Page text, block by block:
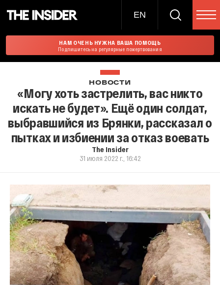
EN
НАМ ОЧЕНЬ НУЖНА ВАША ПОМОЩЬ
Подпишитесь на регулярные пожертвования
НОВОСТИ
«Могу хоть застрелить, вас никто
искать не будет». Ещё один солдат,
выбравшийся из Брянки, рассказал о
пытках и избиении за отказ воевать
The Insider
31 июля 2022 г., 16:42